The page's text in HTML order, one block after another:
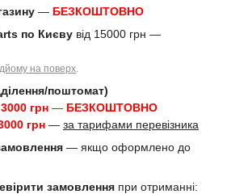
— БЕЗКОШТОВНО
по Києву від 15000 грн —
на поверх
поштомат)
грн — БЕЗКОШТОВНО
грн — за тарифами перевізника
— якщо оформлено до
замовлення при отриманні: